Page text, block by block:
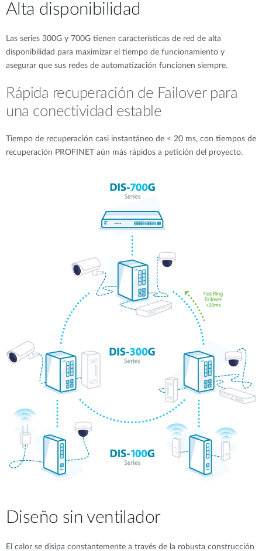
Alta disponibilidad
Las series 300G y 700G tienen características de red de alta
disponibilidad para maximizar el tiempo de funcionamiento y
asegurar que sus redes de automatización funcionen siempre.
Rápida recuperación de Failover para
una conectividad estable
Tiempo de recuperación casi instantáneo de < 20 ms, con tiempos de
recuperación PROFINET aún más rápidos a petición del proyecto.
Diseño sin ventilador
El calor se disipa constantemente a través de la robusta construcción